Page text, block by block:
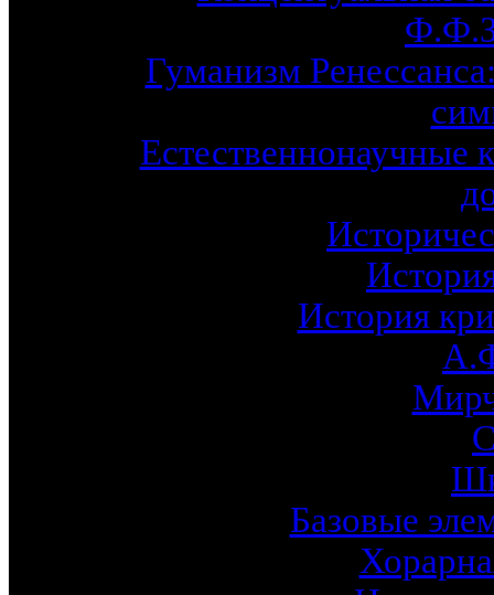
Гуманизм
Естественнонаучные
История
Базовые